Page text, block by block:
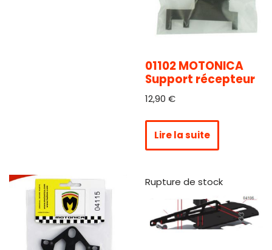
01102 MOTONICA
Support récepteur
12,90 €
Lire la suite
Rupture de stock